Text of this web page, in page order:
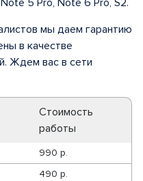
5 Pro, Note 6 Pro, S2.
мы даем гарантию
в качестве
Ждем вас в сети
Стоимость
работы
990 р.
490 р.